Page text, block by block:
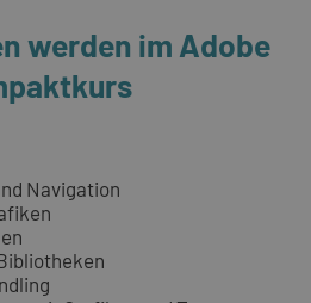
werden im Adobe
Navigation